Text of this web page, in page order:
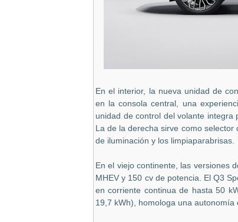
En el interior, la nueva unidad de
en la consola central, una
unidad de control del volante integra
La de la derecha sirve como
de iluminación y los limpiaparabrisas.
En el viejo continente, las versiones
MHEV y 150 cv de potencia. El Q3
en corriente continua de hasta 50
19,7 kWh), homologa una autonomía